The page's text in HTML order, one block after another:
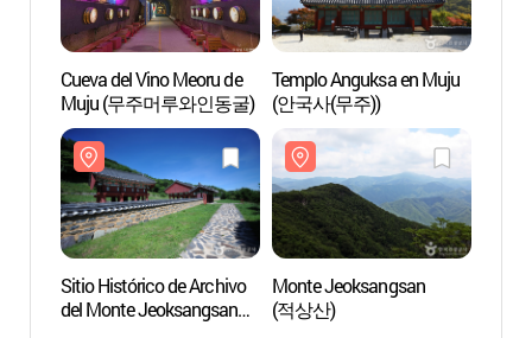
Cueva del Vino Meoru de
Muju (무주머루와인동굴)
Templo Anguksa en Muju
(안국사(무주))
Sitio Histórico de Archivo
del Monte Jeoksangsan
Monte Jeoksangsan
(적상산)